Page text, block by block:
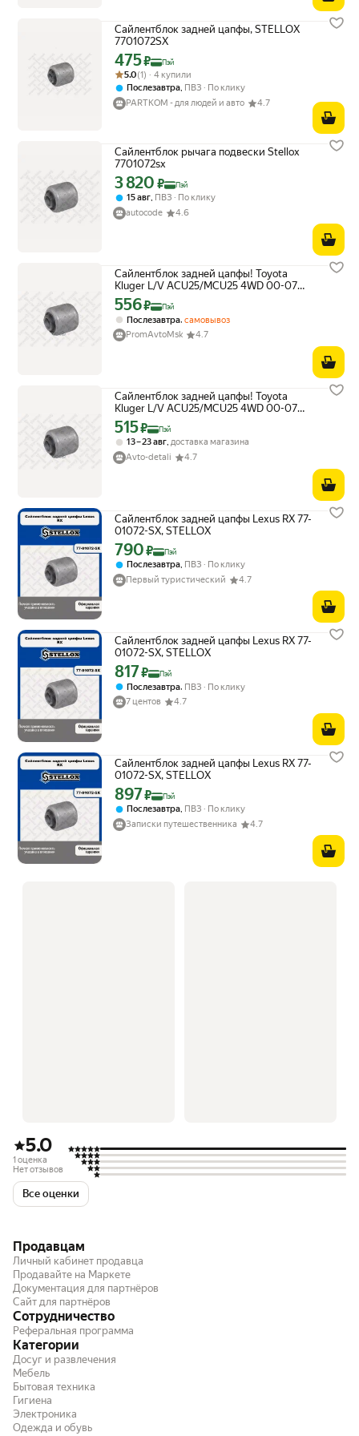
Сайлентблок задней цапфы, STELLOX
7701072SX
Цена с картой Яндекс Пэй 475 ₽ вместо
475₽ Пэй
Рейтинг товара: 5.0 из 5
Оценок: (1) · 4 купили
5.0(1) · 4 купили
Послезавтра, ПВЗ
По клику
PARTKOM - для людей и авто
4.7
Сайлентблок рычага подвески Stellox
7701072sx
Цена с картой Яндекс Пэй 3820 ₽ вместо
3 820 ₽ Пэй
15 авг ПВЗ
По клику
autocode
4.6
Сайлентблок задней цапфы! Toyota
Kluger L/V ACU25/MCU25 4WD 00-07
Stellox арт. 7701072SX
Цена с картой Яндекс Пэй 556 ₽ вместо
556₽ Пэй
Послезавтра, самовывоз
PromAvtoMsk
4.7
Сайлентблок задней цапфы! Toyota
Kluger L/V ACU25/MCU25 4WD 00-07
Stellox арт. 7701072SX
Цена с картой Яндекс Пэй 515 ₽ вместо
515₽ Пэй
13 – 23 авг, доставка магазина
Avto-detali
4.7
Сайлентблок задней цапфы Lexus RX 77-
01072-SX, STELLOX
Цена с картой Яндекс Пэй 790 ₽ вместо
790₽ Пэй
Послезавтра ПВЗ
По клику
Первый туристический
4.7
Сайлентблок задней цапфы Lexus RX 77-
01072-SX, STELLOX
Цена с картой Яндекс Пэй 817 ₽ вместо
817₽ Пэй
Послезавтра, ПВЗ
По клику
7 центов
4.7
Сайлентблок задней цапфы Lexus RX 77-
01072-SX, STELLOX
Цена с картой Яндекс Пэй 897 ₽ вместо
897₽ Пэй
Послезавтра, ПВЗ
По клику
Записки путешественника
4.7
5.0
1 оценка
Нет отзывов
Все оценки
Продавцам
Личный кабинет продавца
Продавайте на Маркете
Документация для партнёров
Сайт для партнёров
Сотрудничество
Реферальная программа
Категории
Досуг и развлечения
Мебель
Бытовая техника
Гигиена
Электроника
Одежда и обувь